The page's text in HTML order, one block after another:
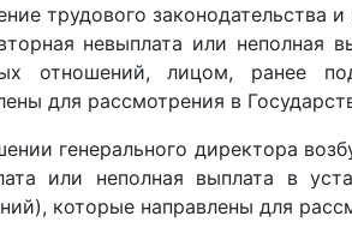
трудового
невыплата или неполная
отношений, лицом, ранее
для рассмотрения в
генерального директора
или неполная выплата в
которые направлены для